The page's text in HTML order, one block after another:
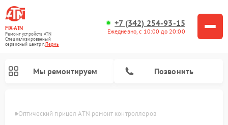
FIX-ATN
Ремонт устройств ATN
Специализированный
cервисный центр г.Пермь
+7 (342) 254-93-15
Ежедневно, с 10:00 до 20:00
Мы ремонтируем Позвонить
Оптический прицел ATN ремонт контроллеров